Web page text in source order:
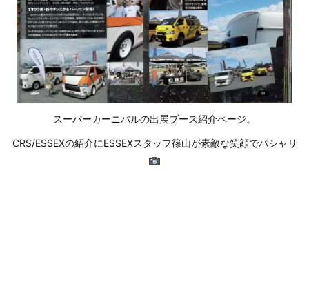
スーパーカーニバルの出展ブース紹介ページ。
CRS/ESSEXの紹介にESSEXスタッフ篠山が素敵な笑顔でパシャリ